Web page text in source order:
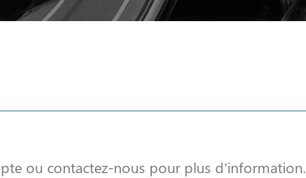
ou contactez-nous pour plus d'information.